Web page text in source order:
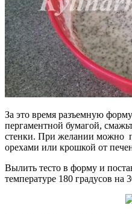
За это время разъемную
пергаментной бумагой,
стенки. При желании можно
орехами или крошкой от
Вылить тесто в форму и
температуре 180 градусов на